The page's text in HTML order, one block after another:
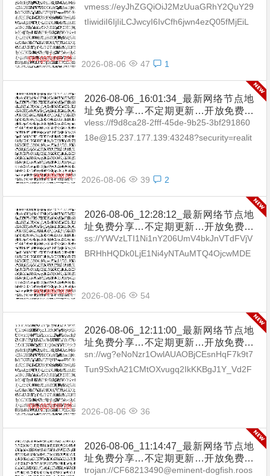
享（网络免费节点香港|日本|韩国|新加
坡|台湾|马来西亚|…
vmess://eyJhZGQiOiJ2MzUuaGRhY2QuY29
tIiwidiI6IjIiLCJwcyI6IvCfh6jwn4ezQ05fMjEiL
2026-08-06 47 1
2026-08-06_16:01:34_最新网络节点地
址免费分享…不定期更新…开放免费分
享（网络免费节点香港|日本|韩国|新加
坡|台湾|马来西亚|…
vless://f9d8ca28-2fff-45de-9b25-3bf291860
18e@15.237.177.139:43248?security=realit
2026-08-06 39 2
2026-08-06_12:28:12_最新网络节点地
址免费分享…不定期更新…开放免费分
享（网络免费节点香港|日本|韩国|新加
坡|台湾|马来西亚|…
ss://YWVzLTI1Ni1nY206UmV4bkJnVTdFVjV
BRHhHQDk0LjE1Ni4yNTAuMTQ4OjcwMDE
2026-08-06 54
2026-08-06_12:11:00_最新网络节点地
址免费分享…不定期更新…开放免费分
享（网络免费节点香港|日本|韩国|新加
坡|台湾|马来西亚|…
sn://wg?eNoNzr1OwlAUAOBjCEsnHqF7k9t7
Tun9SxhA21CMtOXvugq2IkKKBgJ1Y_Vd2F
2026-08-06 36
2026-08-06_11:14:47_最新网络节点地
址免费分享…不定期更新…开放免费分
享（网络免费节点香港|日本|韩国|新加
trojan://CF68213490@eminent-dogfish.roos